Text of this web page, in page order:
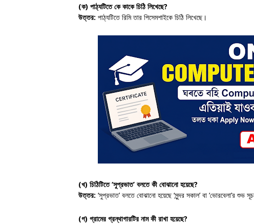
(ক) পাঠ্যটিতে কে কাকে চিঠি লিখেছে?
উত্তর: পাঠ্যটিতে রিমি তার পিসেমশাইকে চিঠি লিখেছে।
(খ) চিঠিটিতে ‘সুপ্রভাত’ বলতে কী বোঝানো হয়েছে?
উত্তর: ‘সুপ্রভাত’ বলতে বোঝানো হয়েছে ‘সুন্দর সকাল’ বা ‘ভোরবেলা’র শুভ
(গ) গ্রামের গ্রন্থাগারটির নাম কী রাখা হয়েছে?